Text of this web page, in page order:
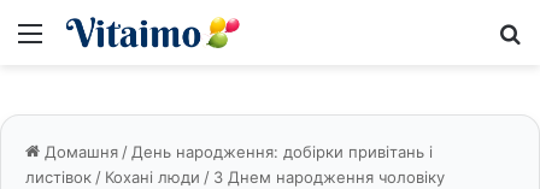
Меню
Домашня / День народження: добірки привітань і
листівок / Кохані люди / З Днем народження чоловіку